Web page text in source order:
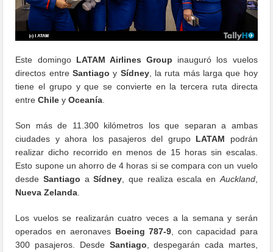
Este domingoLATAM Airlines Group inauguró los vuelos
directos entreSantiago y Sídney, la ruta más larga que hoy
tiene el grupo y que se convierte en la tercera ruta directa
entreChile yOceanía
Son más de 11.300 kilómetros los que separan a ambas
ciudades y ahora los pasajeros del grupo LATAM podrán
realizar dicho recorrido en menos de 15 horas sin escalas.
Esto supone un ahorro de 4 horas si se compara con un vuelo
desdeSantiago aSídney , que realiza escala en Auckland,
Nueva Zelanda
Los vuelos se realizarán cuatro veces a la semana y serán
operados en aeronaves Boeing 787-9 , con capacidad para
300 pasajeros. Desde Santiago , despegarán cada martes,